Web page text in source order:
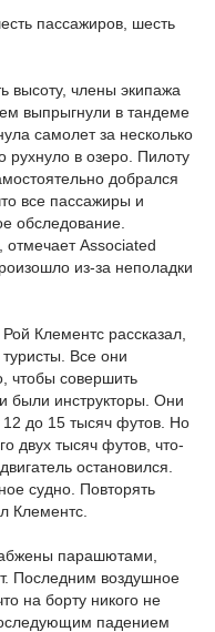
пассажиров, шесть
высоту, члены экипажа
выпрыгнули в тандеме
самолет за несколько
рухнуло в озеро. Пилоту
добрался
все пассажиры и
обследование.
отмечает Associated
из-за неполадки
Клементс рассказал,
Все они
чтобы совершить
были инструкторы. Они
до 15 тысяч футов. Но
двух тысяч футов, что-
остановился.
судно. Повторять
Клементс.
парашютами,
Последним воздушное
на борту никого не
падением